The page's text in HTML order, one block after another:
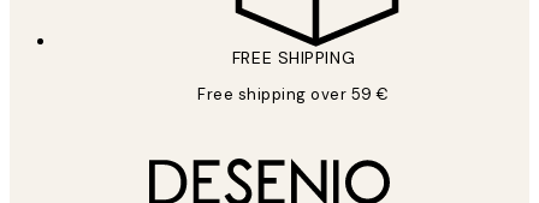
FREE SHIPPING
Free shipping over 59 €